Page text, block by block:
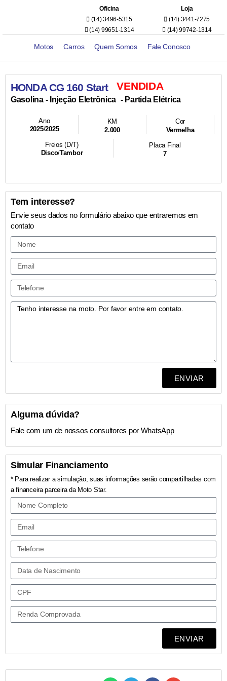
Oficina
(14) 3496-5315
(14) 99651-1314
Loja
(14) 3441-7275
(14) 99742-1314
Motos Carros Quem Somos Fale Conosco
HONDA CG 160 StartVENDIDA
Gasolina- Injeção Eletrônica - Partida Elétrica
Ano
2025/2025
KM
2.000
Cor
Vermelha
Freios (D/T)
Disco/Tambor
Placa Final
7
Tem interesse?
Envie seus dados no formulário abaixo que entraremos em
contato
ENVIAR
Simular Financiamento
* Para realizar a simulação, suas informações serão compartilhadas com
a financeira parceira da Moto Star.
ENVIAR
Alguma dúvida?
Fale com um de nossos consultores por WhatsApp